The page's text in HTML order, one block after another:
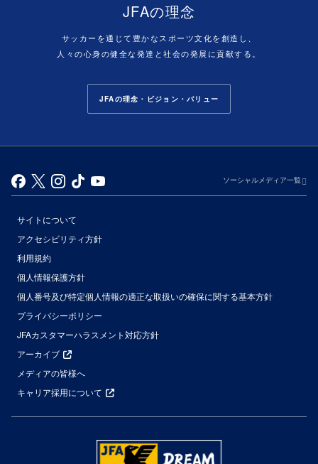
JFAの理念
サッカーを通じて豊かなスポーツ文化を創造し、
人々の心身の健全な発達と社会の発展に貢献する。
JFAの理念・ビジョン・バリュー
ソーシャルメディア一覧
サイトについて
アクセシビリティ方針
利用規約
個人情報保護方針
個人番号及び特定個人情報の適正な取扱いの確保に関する基本方針
プライバシーポリシー
JFAカスタマーハラスメント対応方針
アーカイブ
メディアの皆様へ
キャリア採用について